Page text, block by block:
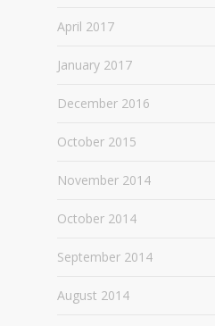
April 2017
January 2017
December 2016
October 2015
November 2014
October 2014
September 2014
August 2014